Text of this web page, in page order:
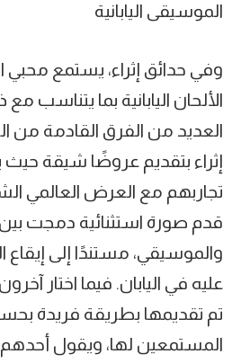
الموسيقى اليابانية
وفي حدائق إثراء، يستمع محبي
الألحان اليابانية بما يتناسب
العديد من الفرق القادمة من
إثراء بتقديم عروضًا شيقة حيث
تجاربهم مع العرض العالمي
قدم صورة استثنائية دمجت
والموسيقي، مستندًا إلى إيقاع
عليه في اليابان. فيما اختار
تم تقديمها بطريقة فريدة
المستمعين لها، ويقول